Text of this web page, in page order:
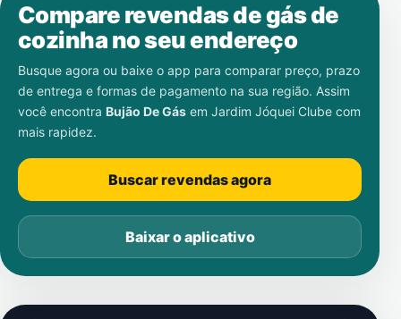
Compare revendas de gás de
cozinha no seu endereço
Busque agora ou baixe o app para comparar preço, prazo
de entrega e formas de pagamento na sua região. Assim
você encontra Bujão De Gás em Jardim Jóquei Clube com
mais rapidez.
Buscar revendas agora
Baixar o aplicativo